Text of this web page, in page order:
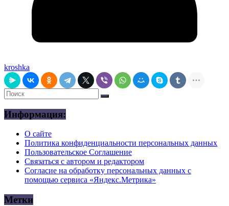
kroshka
Информация:
О сайте
Политика конфиденциальности персональных данных
Пользовательское Соглашение
Связаться с автором и редактором
Согласие на обработку персональных данных с
помощью сервиса «Яндекс.Метрика»
Метки